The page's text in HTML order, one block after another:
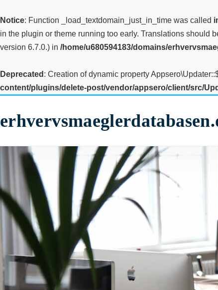
Notice: Function _load_textdomain_just_in_time was called
in the plugin or theme running too early. Translations should
version 6.7.0.) in /home/u680594183/domains/
Deprecated : Creation of dynamic property
content/plugins/delete-post/vendor/appsero/client/src/
p
t
o
o
n
e
t